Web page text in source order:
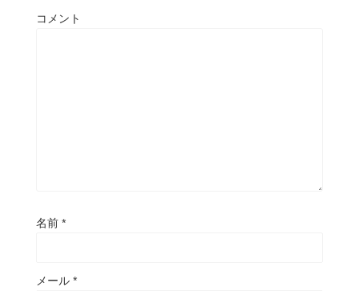
コメント
名前 *
メール *